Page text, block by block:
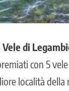
Vele di
con 5
località della